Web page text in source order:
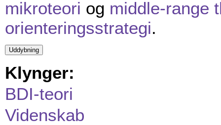
mikroteori og middle-range
orienteringsstrategi.
Klynger:
BDI-teori
Videnskab